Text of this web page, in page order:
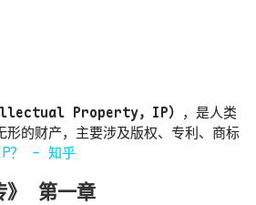
Property，IP） ，是人类
形的财产，主要涉及版权、专利、商标
？ - 知乎
》 第一章